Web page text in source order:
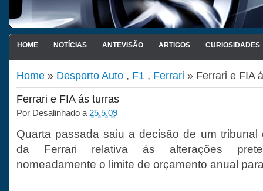
HOME NOTÍCIAS ANTEVISÃO ARTIGOS CURIOSIDADES
Home » Desporto Auto , F1 , Ferrari » Ferrari e FIA
Ferrari e FIA ás turras
Por Desalinhado a 25.5.09
Quarta passada saiu a decisão de um
da Ferrari relativa ás alterações
nomeadamente o limite de orçamento anual